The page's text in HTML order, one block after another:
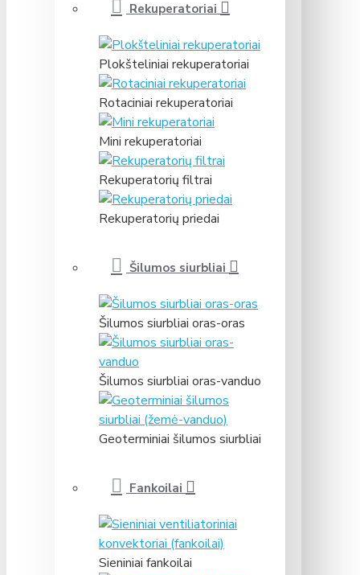
Rekuperatoriai
Plokšteliniai rekuperatoriai
Rotaciniai rekuperatoriai
Mini rekuperatoriai
Rekuperatorių filtrai
Rekuperatorių priedai
Šilumos siurbliai
Šilumos siurbliai oras-oras
Šilumos siurbliai oras-vanduo
Geoterminiai šilumos siurbliai
Fankoilai
Sieniniai fankoilai